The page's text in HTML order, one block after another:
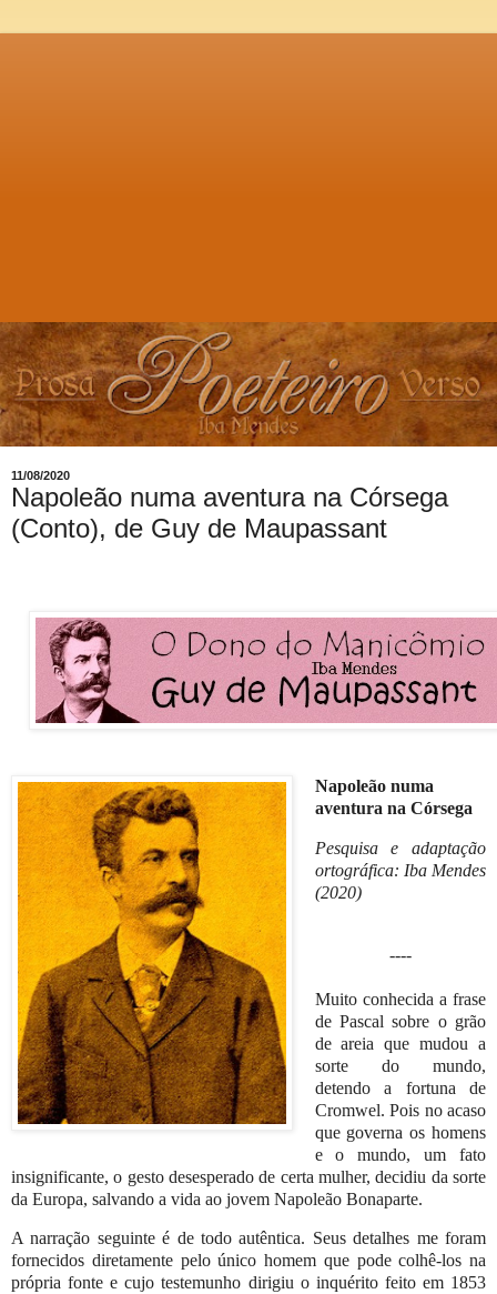
11/08/2020
Napoleão numa aventura na Córsega
(Conto), de Guy de Maupassant
Napoleão numa
aventura na Córsega
Pesquisa e adaptação
ortográfica: Iba Mendes
(2020)
----
Muito conhecida a frase
de Pascal sobre o grão
de areia que mudou a
sorte do mundo,
detendo a fortuna de
Cromwel. Pois no acaso
que governa os homens
e o mundo, um fato
insignificante, o gesto desesperado de certa mulher, decidiu da sorte
da Europa, salvando a vida ao jovem Napoleão Bonaparte.
A narração seguinte é de todo autêntica. Seus detalhes me foram
fornecidos diretamente pelo único homem que pode colhê-los na
própria fonte e cujo testemunho dirigiu o inquérito feito em 1853